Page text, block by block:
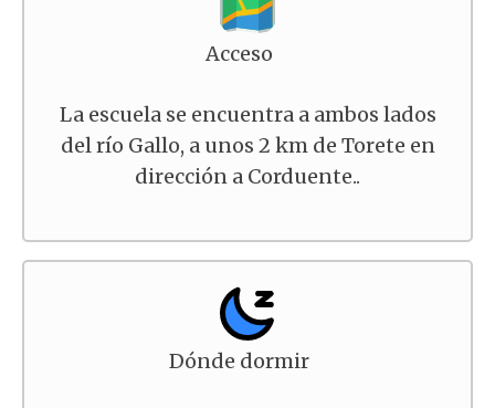
Acceso
La escuela se encuentra a ambos lados
del río Gallo, a unos 2 km de Torete en
dirección a Corduente..
Dónde dormir